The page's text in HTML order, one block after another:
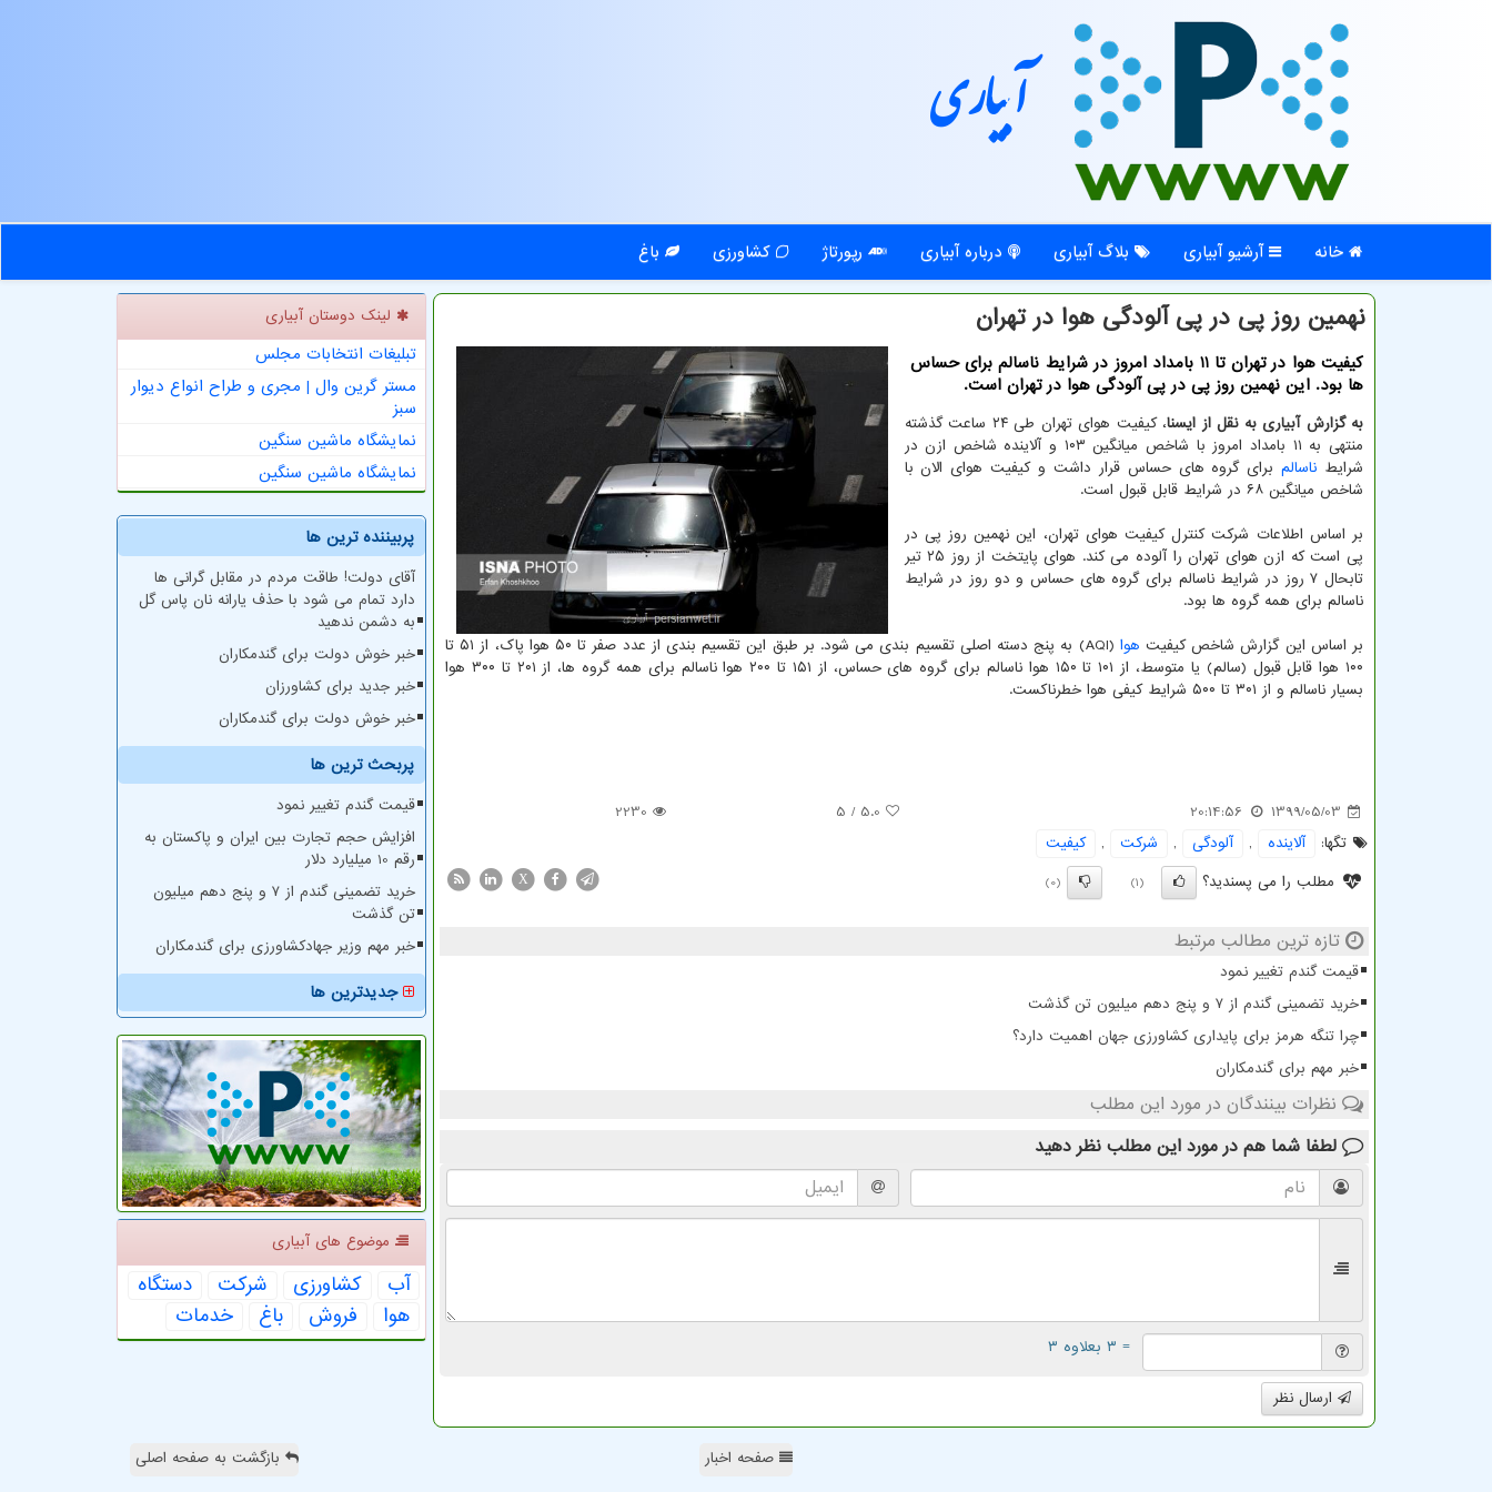
آبیاری
خانه آرشیو آبیاری بلاگ آبیاری درباره آبیاری رپورتاژ کشاورزی باغ
نهمین روز پی در پی آلودگی هوا در تهران
كیفیت هوا در تهران تا 11 بامداد امروز در شرایط ناسالم برای حساس
ها بود. این نهمین روز پی در پی آلودگی هوا در تهران است.
به گزارش آبیاری به نقل از ایسنا
، کیفیت هوای تهران طی ۲۴ ساعت گذشته
منتهی به ۱۱ بامداد امروز با شاخص میانگین ۱۰۳ و آلاینده شاخص ازن در
شرایط ناسالمبرای گروه های حساس قرار داشت و کیفیت هوای الان با
شاخص میانگین ۶۸ در شرایط قابل قبول است.
بر اساس اطلاعات شرکت کنترل کیفیت هوای تهران، این نهمین روز پی در
پی است که ازن هوای تهران را آلوده می کند. هوای پایتخت از روز ۲۵ تیر
تابحال ۷ روز در شرایط ناسالم برای گروه های حساس و دو روز در شرایط
ناسالم برای همه گروه ها بود.
بر اساس این گزارش شاخص کیفیت هوا
(AQI) به پنج دسته اصلی تقسیم بندی می شود. بر طبق این تقسیم بندی از عدد صفر تا ۵۰ هوا پاک، از ۵۱ تا
۱۰۰ هوا قابل قبول (سالم) یا متوسط، از ۱۰۱ تا ۱۵۰ هوا ناسالم برای گروه های حساس، از ۱۵۱ تا ۲۰۰ هوا ناسالم برای همه گروه ها، از ۲۰۱ تا ۳۰۰ هوا
بسیار ناسالم و از ۳۰۱ تا ۵۰۰ شرایط کیفی هوا خطرناکست.
1399/05/03
20:14:56
5.0
/ 5
2230
تگها:
آلاینده , آلودگی , شركت ,
كیفیت
مطلب را می پسندید؟
(1)
(0)
X
تازه ترین مطالب مرتبط
قیمت گندم تغییر نمود
خرید تضمینی گندم از ۷ و پنج دهم میلیون تن گذشت
چرا تنگه هرمز برای پایداری کشاورزی جهان اهمیت دارد؟
خبر مهم برای گندمکاران
نظرات بینندگان در مورد این مطلب
لطفا شما هم در مورد این مطلب نظر دهید
= ۳ بعلاوه ۳
ارسال نظر
لینک دوستان آبیاری
تبلیغات انتخابات مجلس
مستر گرین وال | مجری و طراح انواع دیوار
سبز
نمایشگاه ماشین سنگین
نمایشگاه ماشین سنگین
پربیننده ترین ها
آقای دولت! طاقت مردم در مقابل گرانی ها
دارد تمام می شود با حذف یارانه نان پاس گل
به دشمن ندهید
خبر خوش دولت برای گندمکاران
خبر جدید برای کشاورزان
خبر خوش دولت برای گندمکاران
پربحث ترین ها
قیمت گندم تغییر نمود
افزایش حجم تجارت بین ایران و پاکستان به
رقم 10 میلیارد دلار
خرید تضمینی گندم از ۷ و پنج دهم میلیون
تن گذشت
خبر مهم وزیر جهادکشاورزی برای گندمکاران
جدیدترین ها
موضوع های آبیاری
آب كشاورزی شركت
دستگاه
هوا
فروش باغ خدمات
صفحه اخبار بازگشت به صفحه اصلی